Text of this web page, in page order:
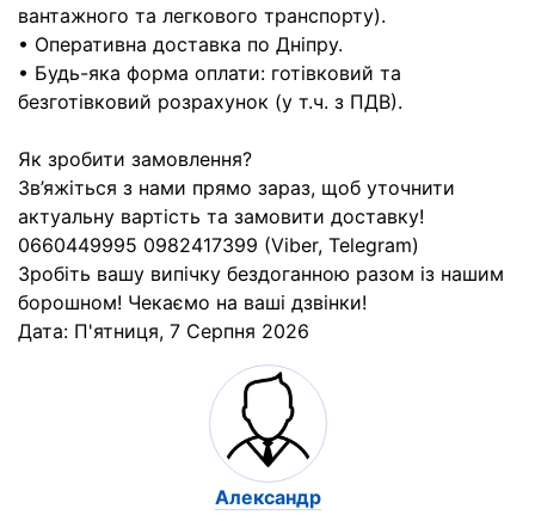
вантажного та легкового транспорту).
• Оперативна доставка по Дніпру.
• Будь-яка форма оплати: готівковий та
безготівковий розрахунок (у т.ч. з ПДВ).
Як зробити замовлення?
Зв’яжіться з нами прямо зараз, щоб уточнити
актуальну вартість та замовити доставку!
0660449995 0982417399 (Viber, Telegram)
Зробіть вашу випічку бездоганною разом із нашим
борошном! Чекаємо на ваші дзвінки!
Дата: П'ятниця, 7 Серпня 2026
Александр